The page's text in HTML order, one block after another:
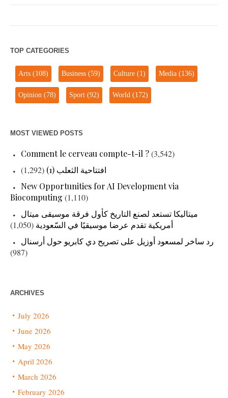
TOP CATEGORIES
Arts (108) Business (59) Culture (1) Media (136)
Opinion (78) Sport (92) World (172)
MOST VIEWED POSTS
Comment le cerveau compte-t-il ?(3,542)
افتتاحية الثعلب (1)
(1,292)
New Opportunities for AI Development via
Biocomputing (1,110)
ميتاليكا تستعد لصنع التاريخ كأول فرقة موسيقى ميتال
أمريكية تقدم عرضا موسيقيًا في السّعودية (1,050)
رد ساخر لمسعود أوزيل على تصريح دي كابريو حول أرسنال
(987)
ARCHIVES
July 2026
June 2026
May 2026
April 2026
March 2026
February 2026